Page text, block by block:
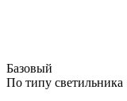
Базовый
По типу светильника